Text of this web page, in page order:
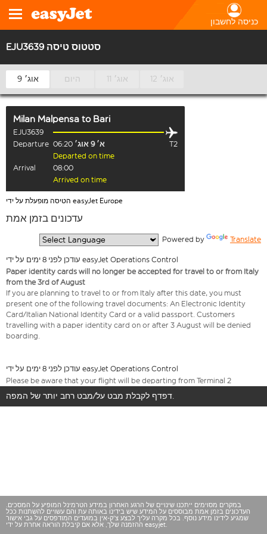
כניסה לחשבון
EJU3639 סטטוס טיסה
9 אוג׳ היום 11 אוג׳ 12 אוג׳
Milan Malpensa to Bari
EJU3639
Departure 06:20 א׳ 9 אוג׳
T2
Departed on time
Arrival
08:00
Arrived on time
הטיסה מופעלת על ידי easyJet Europe
עדכונים בזמן אמת
Powered by Translate
עודכן לפני 8 ימים על ידי easyJet Operations Control
Paper identity cards will no longer be accepted for travel to or from Italy
from the 3rd of August
If you are planning to travel to or from Italy after this date, you must
present one of the following travel documents: An Electronic Identity
Card/Italian National Identity Card or a valid passport. Customers
travelling with a paper identity card on or after 3 August will be denied
boarding.
עודכן לפני 8 ימים על ידי easyJet Operations Control
Please be aware that your flight will be departing from Terminal 2
דפדף לקבלת מבט על/מבט רחב יותר של המפה.
במקרים מסוימים ייתכנו שינויים של הרגע האחרון במידע הטרמינל המופיע על המסכים.
העדכונים בזמן אמת מבוססים על המידע שיש בידינו באותה עת והם עשויים להשתנות ככל
שמגיע לידינו מידע נוסף. בכל מקרה עליך לבצע צ'ק-אין במועדים המודפסים על גבי אישור
ההזמנה שלך, אלא אם קיבלת הוראה אחרת על ידי easyjet.